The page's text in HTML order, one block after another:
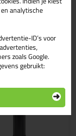
analytische
ID’s voor
zoals Google.
gebruikt: